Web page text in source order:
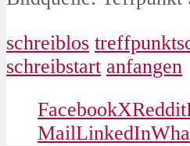
schreiblos
schreibstart anfangen
FacebookXReddit
MailLinkedIn